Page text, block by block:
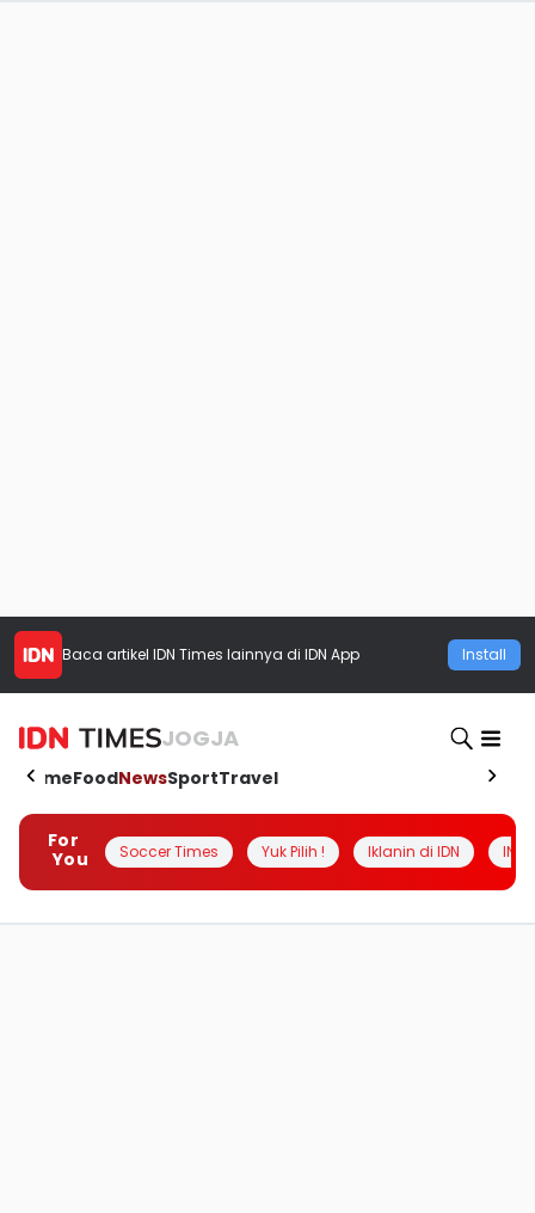
Baca artikel IDN Times lainnya di IDN App Install
JOGJA
HomeFoodNewsSportTravel
For
You
Soccer Times Yuk Pilih ! Iklanin di IDN